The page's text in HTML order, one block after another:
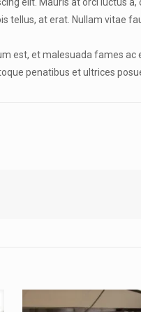
tellus, at erat. Nullam vitae
est, et malesuada fames
penatibus et ultrices